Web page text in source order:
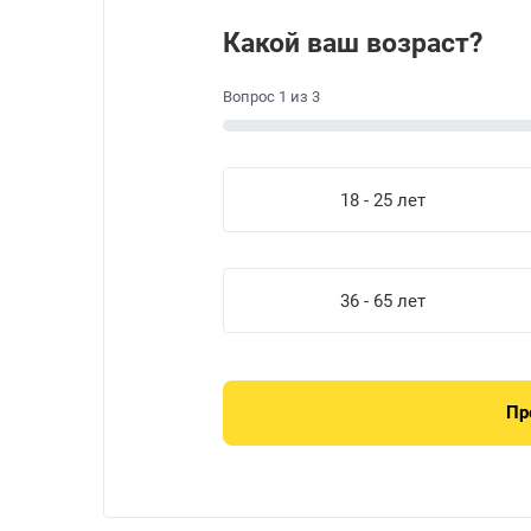
Какой ваш возраст?
Вопрос 1 из 3
18 - 25 лет
36 - 65 лет